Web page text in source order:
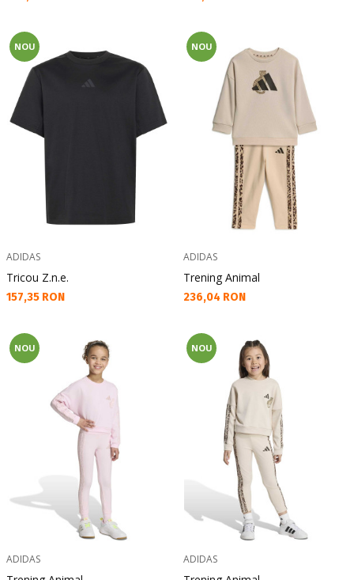
NOU
ADIDAS
Tricou Z.n.e.
Текуща цена:
157,35 RON
NOU
ADIDAS
Trening Animal
Текуща цена:
236,04 RON
NOU
ADIDAS
NOU
ADIDAS